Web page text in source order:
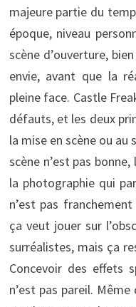
majeure partie du
époque, niveau
scène d’ouverture,
envie, avant que la
pleine face. Castle
défauts, et les deux
la mise en scène ou au
scène n’est pas
la photographie qui
n’est pas
ça veut jouer sur
surréalistes, mais ça
Concevoir des effets
n’est pas pareil.